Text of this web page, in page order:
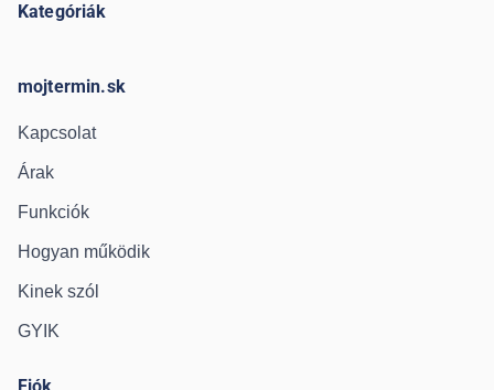
Kategóriák
mojtermin.sk
Kapcsolat
Árak
Funkciók
Hogyan működik
Kinek szól
GYIK